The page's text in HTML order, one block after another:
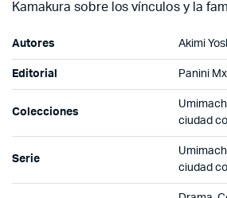
Kamakura sobre los vínculos y la
Autores Akimi
Editorial Panini Mx
Colecciones
ciudad
Serie
ciudad